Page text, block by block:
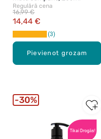
Pievienot grozam
Regulārā cena
14,44 €
16,99 €
3
Tikai Drogās!
30%